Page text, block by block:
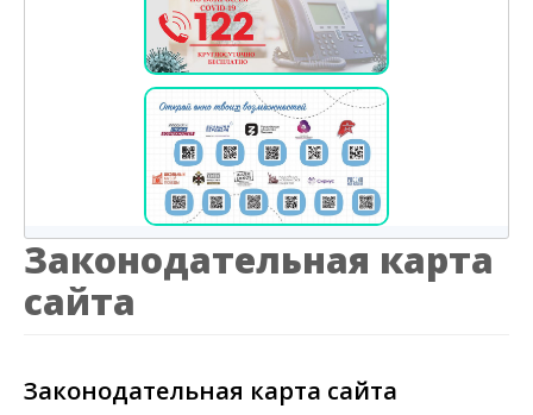
Законодательная карта
сайта
Законодательная карта сайта